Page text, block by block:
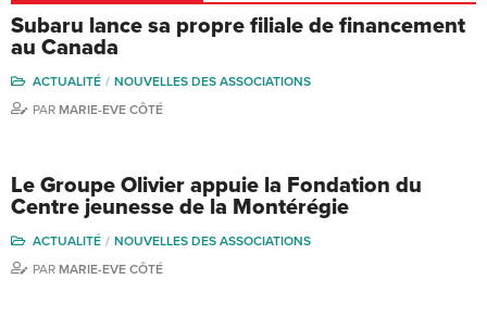
Subaru lance sa propre filiale de financement
au Canada
ACTUALITÉ
NOUVELLES DES ASSOCIATIONS
PAR MARIE-EVE CÔTÉ
Le Groupe Olivier appuie la Fondation du
Centre jeunesse de la Montérégie
ACTUALITÉ
NOUVELLES DES ASSOCIATIONS
PAR MARIE-EVE CÔTÉ